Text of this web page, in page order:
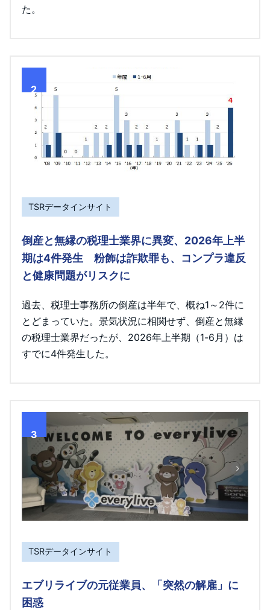
た。
2
TSRデータインサイト
倒産と無縁の税理士業界に異変、2026年上半
期は4件発生 粉飾は詐欺罪も、コンプラ違反
と健康問題がリスクに
過去、税理士事務所の倒産は半年で、概ね1～2件に
とどまっていた。景気状況に相関せず、倒産と無縁
の税理士業界だったが、2026年上半期（1-6月）は
すでに4件発生した。
3
TSRデータインサイト
エブリライブの元従業員、「突然の解雇」に
困惑